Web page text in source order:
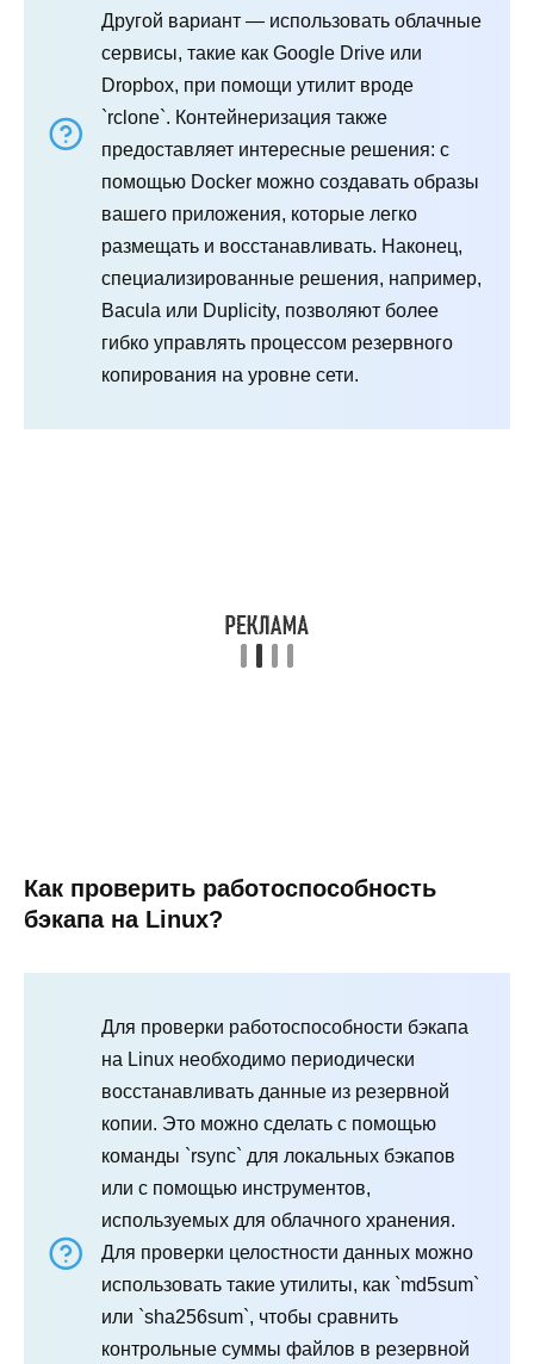
Другой вариант — использовать облачные
сервисы, такие как Google Drive или
Dropbox, при помощи утилит вроде
`rclone`. Контейнеризация также
предоставляет интересные решения: с
помощью Docker можно создавать образы
вашего приложения, которые легко
размещать и восстанавливать. Наконец,
специализированные решения, например,
Bacula или Duplicity, позволяют более
гибко управлять процессом резервного
копирования на уровне сети.
Как проверить работоспособность
бэкапа на Linux?
Для проверки работоспособности бэкапа
на Linux необходимо периодически
восстанавливать данные из резервной
копии. Это можно сделать с помощью
команды `rsync` для локальных бэкапов
или с помощью инструментов,
используемых для облачного хранения.
Для проверки целостности данных можно
использовать такие утилиты, как `md5sum`
или `sha256sum`, чтобы сравнить
контрольные суммы файлов в резервной